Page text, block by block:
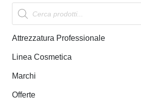
Products
search
Attrezzatura Professionale
Linea Cosmetica
Marchi
Offerte